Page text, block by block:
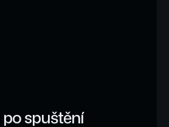
spuštění